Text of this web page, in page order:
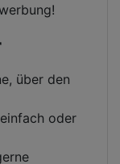
über den
oder